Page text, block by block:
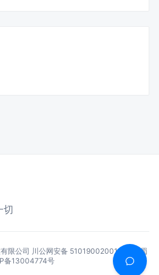
切
限公司 川公网安备 51019002001144号
蜀
备13004774号